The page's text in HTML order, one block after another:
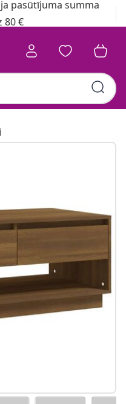
pasūtījuma summa
80 €